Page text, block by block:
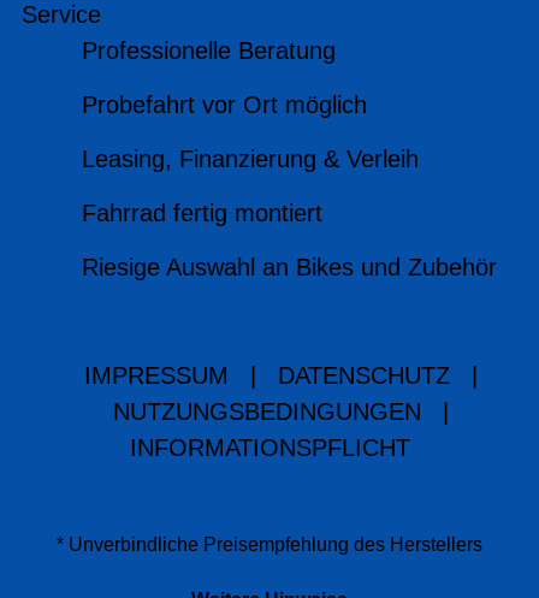
Service
Professionelle Beratung
Probefahrt vor Ort möglich
Leasing, Finanzierung & Verleih
Fahrrad fertig montiert
Riesige Auswahl an Bikes und Zubehör
IMPRESSUM DATENSCHUTZ
NUTZUNGSBEDINGUNGEN
INFORMATIONSPFLICHT
* Unverbindliche Preisempfehlung des Herstellers